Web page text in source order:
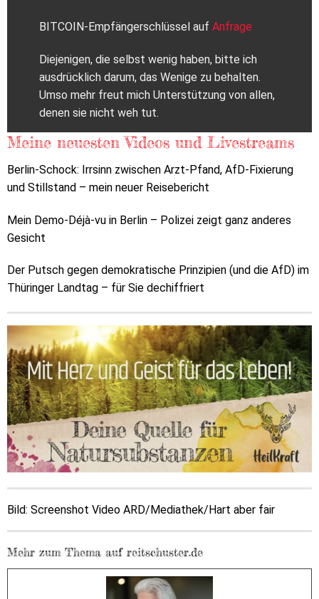
BITCOIN-Empfängerschlüssel auf Anfrage
Diejenigen, die selbst wenig haben, bitte ich
ausdrücklich darum, das Wenige zu behalten.
Umso mehr freut mich Unterstützung von allen,
denen sie nicht weh tut.
Meine neuesten Videos und Livestreams
Berlin-Schock: Irrsinn zwischen Arzt-Pfand, AfD-Fixierung
und Stillstand – mein neuer Reisebericht
Mein Demo-Déjà-vu in Berlin – Polizei zeigt ganz anderes
Gesicht
Der Putsch gegen demokratische Prinzipien (und die AfD) im
Thüringer Landtag – für Sie dechiffriert
Bild: Screenshot Video ARD/Mediathek/Hart aber fair
Mehr zum Thema auf reitschuster.de